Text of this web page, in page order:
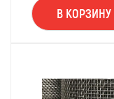
В КОРЗИНУ